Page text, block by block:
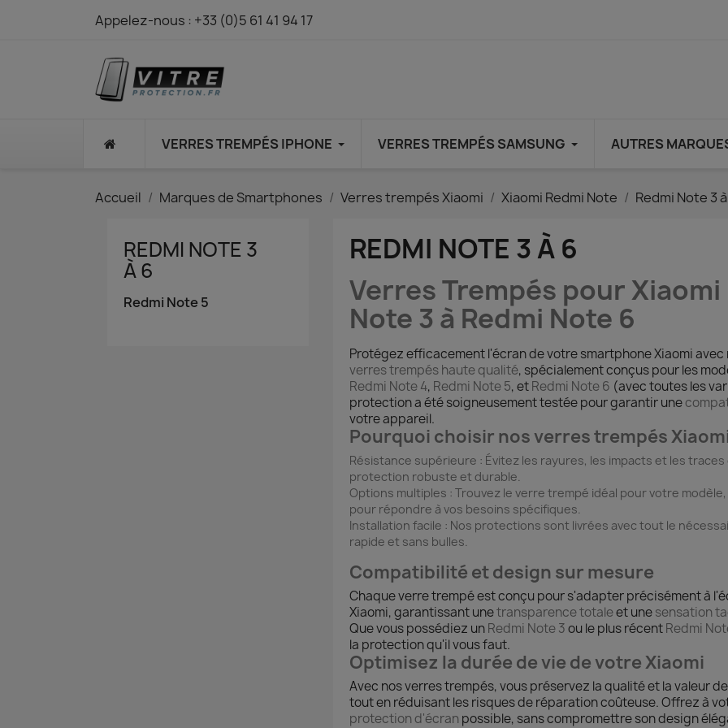
Appelez-nous : +33 (0)5 61 41 94 17
VERRES TREMPÉS IPHONE VERRES TREMPÉS SAMSUNG AUTRES
Accueil Marques de Smartphones Verres trempés Xiaomi Xiaomi Redmi Note Redmi Note 3
REDMI NOTE 3
À 6
Redmi Note 5
REDMI NOTE 3 À 6
Verres Trempés pour Xiaomi
Note 3 à Redmi Note 6
Protégez efficacement l'écran de votre smartphone Xiaomi
verres trempés haute qualité, spécialement conçus pour les
Redmi Note 4, Redmi Note 5, etRedmi Note 6 (avec toutes les
protection a été soigneusement testée pour garantir une
votre appareil.
Pourquoi choisir nos verres trempés
Résistance supérieure : Évitez les rayures, les impacts et les
protection robuste et durable.
Options multiples : Trouvez le verre trempé idéal pour votre
pour répondre à vos besoins spécifiques.
Installation facile : Nos protections sont livrées avec tout le
rapide et sans bulles.
Compatibilité et design sur mesure
Chaque verre trempé est conçu pour s'adapter précisément à
Xiaomi, garantissant unetransparence totaleet unesensation
Que vous possédiez unRedmi Note 3ou le plus récentRedmi
la protection qu'il vous faut.
Optimisez la durée de vie de votre Xiaomi
Avec nos verres trempés, vous préservez la qualité et la valeur
tout en réduisant les risques de réparation coûteuse. Offrez à
protection d'écran possible, sans compromettre son design